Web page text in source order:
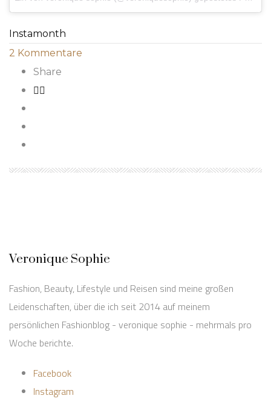
Instamonth
2 Kommentare
Share
Veronique Sophie
Fashion, Beauty, Lifestyle und Reisen sind meine großen
Leidenschaften, über die ich seit 2014 auf meinem
persönlichen Fashionblog - veronique sophie - mehrmals pro
Woche berichte.
Facebook
Instagram